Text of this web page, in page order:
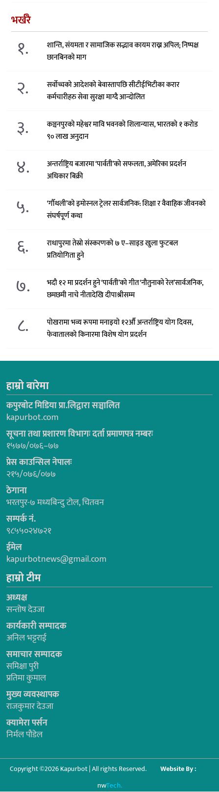
भर्खरै
१.
शान्ति, संयमता र सामाजिक सद्भाव कायम राख्न अपिल; निष्पक्ष
छानबिनको माग
२.
सर्वोच्चको आदेशको बेवास्तापछि सीटीईभिटीका करार
कर्मचारीहरु सेवा सुरक्षा माग्दै आन्दोलित
३.
कञ्चनपुरको महेश्वर मावि भवनको शिलान्यास, भारतको १ करोड
९० लाख अनुदान
४.
अन्तर्राष्ट्रिय बजारमा ‘पार्वती’को सफलता, अमेरिका प्रदर्शन
अधिकार बिक्री
५.
‘गौँथली’को इमोस्नल ट्रेलर सार्वजनिक: शिक्षा र वैवाहिक जीवनको
संघर्षपूर्ण कथा
६.
राधापुरमा तेस्रो संस्करणको ७ ए–साइड खुला फुटबल
प्रतियोगिता हुने
७.
भदौ १२ मा प्रदर्शन हुने ‘पार्वती’को गीत ‘नौतुनाको रेल’सार्वजनिक,
छमछमी नाचे नीतादेखि दीपाश्रीसम्म
८.
पोखरामा भव्य रूपमा मनाइयो १२औँ अन्तर्राष्ट्रिय योग दिवस,
फेवातालको किनारमा विशेष योग प्रदर्शन
हाम्रो बारेमा
कपुरबोट मिडिया प्रा.लिद्वारा सञ्चालित
kapurbot.com
सूचना तथा प्रशारण विभागः दर्ता प्रमाणपत्र नम्बरः
१५७७/०७६–७७
प्रेस काउन्सिल नेपालः
२१५/०७६/०७७
ठेगाना
भरतपुर-७ मध्यबिन्दु टोल, चितवन
सम्पर्क नं.
९८५५०२४७२१
ईमेल
kapurbotnews@gmail.com
हाम्रो टीम
अध्यक्ष
सन्तोष देउजा
कार्यकारी सम्पादक
अनिल भट्टराई
समाचार सम्पादक
समिक्षा पुरी
प्रतिमा कुमाल
मुख्य व्यवस्थापक
राजकुमार देउजा
क्यामेरा पर्सन
निर्मल पौडेल
Copyright ©2026 Kapurbot | All rights Reserved. Website By :
nwTech.